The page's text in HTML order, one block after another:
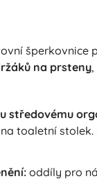
šperkovnice
na prsteny,
středovému
toaletní stolek.
oddíly pro